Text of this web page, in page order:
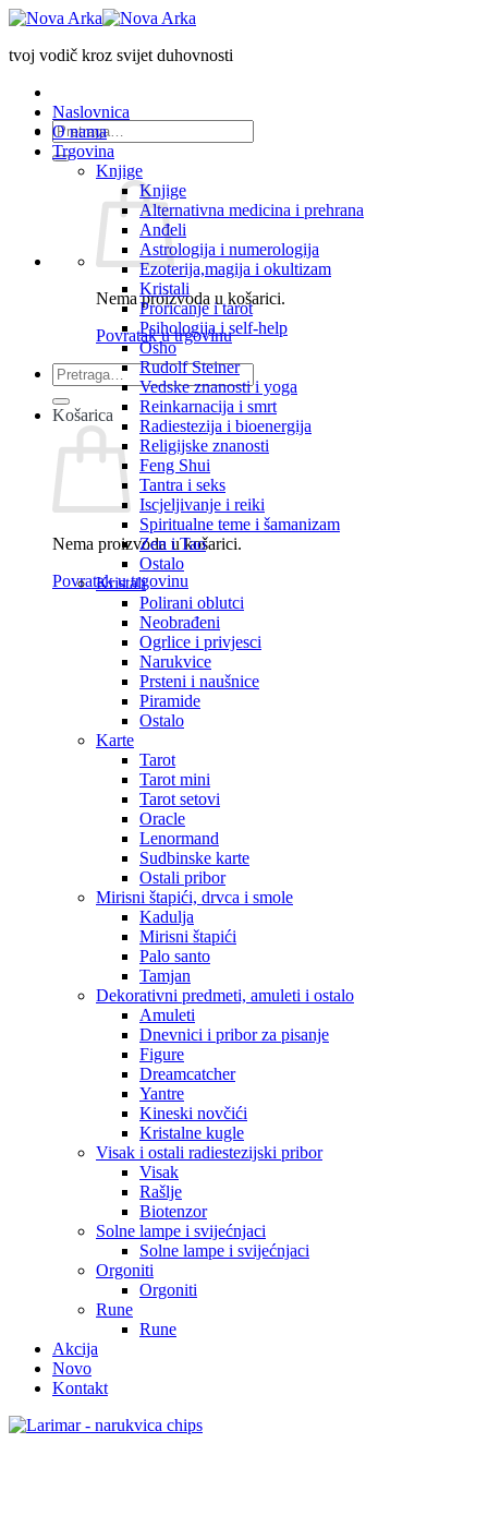
Skip
content
tvoj vodič kroz svijet duhovnosti
Pretraži:
Nema proizvoda u košarici.
Povratak u trgovinu
Pretraži:
Košarica
Nema proizvoda u košarici.
Povratak u trgovinu
Naslovnica
O nama
Trgovina
Knjige
Knjige
Alternativna medicina i prehrana
Anđeli
Astrologija i numerologija
Ezoterija,magija i okultizam
Kristali
Proricanje i tarot
Psihologija i self-help
Osho
Rudolf Steiner
Vedske znanosti i yoga
Reinkarnacija i smrt
Radiestezija i bioenergija
Religijske znanosti
Feng Shui
Tantra i seks
Iscjeljivanje i reiki
Spiritualne teme i šamanizam
Zen i Tao
Ostalo
Kristali
Polirani oblutci
Neobrađeni
Ogrlice i privjesci
Narukvice
Prsteni i naušnice
Piramide
Ostalo
Karte
Tarot
Tarot mini
Tarot setovi
Oracle
Lenormand
Sudbinske karte
Ostali pribor
Mirisni štapići, drvca i smole
Kadulja
Mirisni štapići
Palo santo
Tamjan
Dekorativni predmeti, amuleti i ostalo
Amuleti
Dnevnici i pribor za pisanje
Figure
Dreamcatcher
Yantre
Kineski novčići
Kristalne kugle
Visak i ostali radiestezijski pribor
Visak
Rašlje
Biotenzor
Solne lampe i svijećnjaci
Solne lampe i svijećnjaci
Orgoniti
Orgoniti
Rune
Rune
Akcija
Novo
Kontakt